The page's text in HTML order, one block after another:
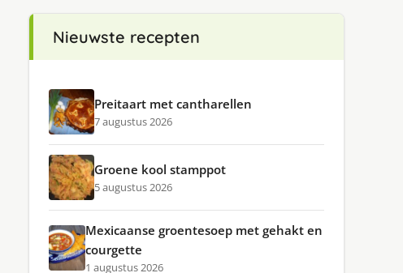
Nieuwste recepten
Preitaart met cantharellen
7 augustus 2026
Groene kool stamppot
5 augustus 2026
Mexicaanse groentesoep met gehakt en
courgette
1 augustus 2026